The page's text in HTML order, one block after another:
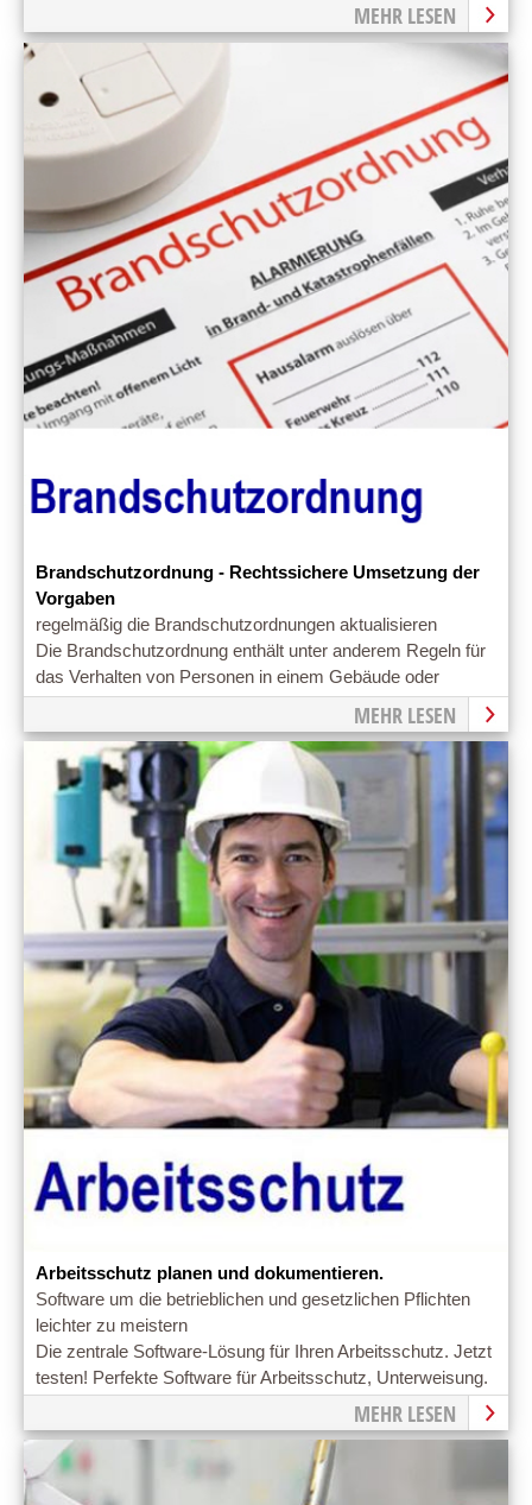
MEHR LESEN
Brandschutzordnung - Rechtssichere Umsetzung der
Vorgaben
regelmäßig die Brandschutzordnungen aktualisieren
Die Brandschutzordnung enthält unter anderem Regeln für
das Verhalten von Personen in einem Gebäude oder
Betrieb im Brandfall
MEHR LESEN
Arbeitsschutz planen und dokumentieren.
Software um die betrieblichen und gesetzlichen Pflichten
leichter zu meistern
Die zentrale Software-Lösung für Ihren Arbeitsschutz. Jetzt
testen! Perfekte Software für Arbeitsschutz, Unterweisung.
MEHR LESEN